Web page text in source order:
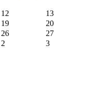
12
13
19
20
26
27
2 3